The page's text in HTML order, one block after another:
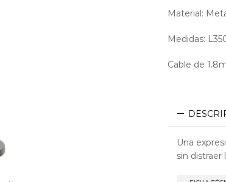
Material:
Medidas:
Cable de
Una
sin distraer